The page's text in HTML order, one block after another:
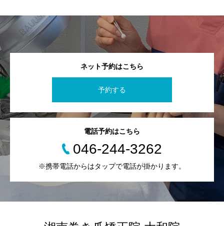
ネット予約はこちら
予約する
電話予約はこちら
046-244-3262
※携帯電話からはタップで電話が掛かります。